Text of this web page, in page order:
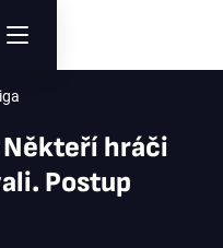
hráči
Postup